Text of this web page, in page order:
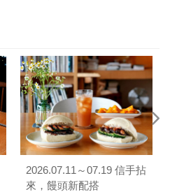
2026.07.11～07.19 信手拈
來，饅頭新配搭